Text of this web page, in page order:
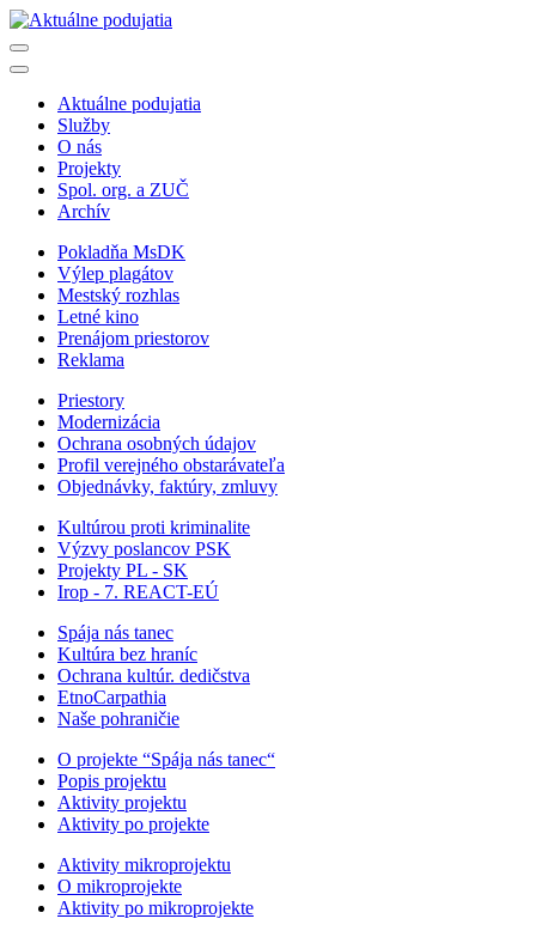
Aktuálne podujatia
Služby
O nás
Projekty
Spol. org. a ZUČ
Archív
Pokladňa MsDK
Výlep plagátov
Mestský rozhlas
Letné kino
Prenájom priestorov
Reklama
Priestory
Modernizácia
Ochrana osobných údajov
Profil verejného obstarávateľa
Objednávky, faktúry, zmluvy
Kultúrou proti kriminalite
Výzvy poslancov PSK
Projekty PL - SK
Irop - 7. REACT-EÚ
Spája nás tanec
Kultúra bez hraníc
Ochrana kultúr. dedičstva
EtnoCarpathia
Naše pohraničie
O projekte “Spája nás tanec“
Popis projektu
Aktivity projektu
Aktivity po projekte
Aktivity mikroprojektu
O mikroprojekte
Aktivity po mikroprojekte